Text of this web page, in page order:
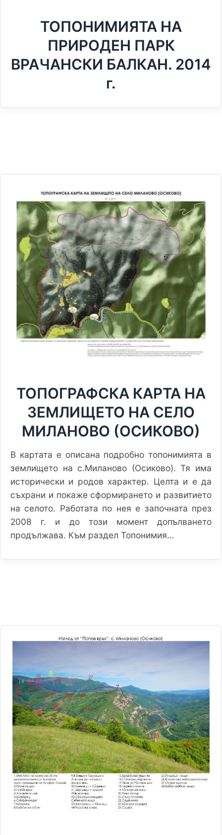
ТОПОНИМИЯТА НА
ПРИРОДЕН ПАРК
ВРАЧАНСКИ БАЛКАН. 2014
г.
ТОПОГРАФСКА КАРТА НА
ЗЕМЛИЩЕТО НА СЕЛО
МИЛАНОВО (ОСИКОВО)
В картата е описана подробно топонимията в
землището на с.Миланово (Осиково). Тя има
исторически и родов характер. Целта и е да
съхрани и покаже сформирането и развитието
на селото. Работата по нея е започната през
2008 г. и до този момент допълването
продължава. Към раздел Топонимия…